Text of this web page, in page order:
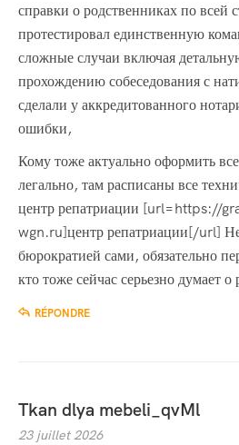
справки о родственниках по всей
протестировал единственную
сложные случаи включая
прохождению собеседования с
сделали у аккредитованного
ошибки,
Кому тоже актуально оформить
легально, там расписаны все
центр репатриации [url=https://
wgn.ru]центр репатриации[/url]
бюрократией сами, обязательно
кто тоже сейчас серьезно думает
RÉPONDRE
Tkan dlya mebeli_qvMl
23 juillet 2026